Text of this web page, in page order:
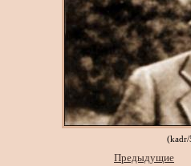
Предыдущие